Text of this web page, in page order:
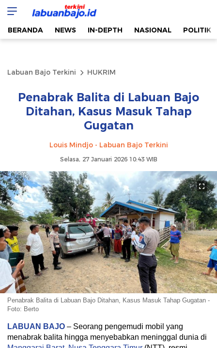
Labuan Bajo Terkini
Aktual & Berimbang
BERANDA NEWS IN-DEPTH NASIONAL POLITIK
Labuan Bajo Terkini HUKRIM
Penabrak Balita di Labuan Bajo
Ditahan, Kasus Masuk Tahap
Gugatan
Louis Mindjo - Labuan Bajo Terkini
Selasa, 27 Januari 2026 10:43 WIB
Penabrak Balita di Labuan Bajo Ditahan, Kasus Masuk Tahap Gugatan -
Foto: Berto
LABUAN BAJO – Seorang pengemudi mobil yang
menabrak balita hingga menyebabkan meninggal dunia di